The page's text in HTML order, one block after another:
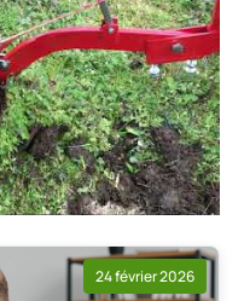
24 février 2026